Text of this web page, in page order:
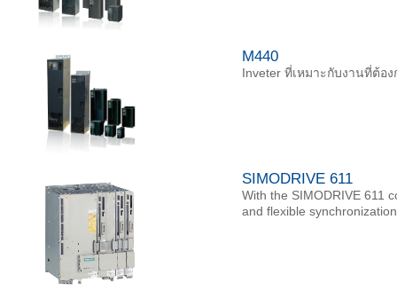
M440
Inveter ที่เหมาะกับงานที่ต้อ
SIMODRIVE 611
With the SIMODRIVE 611
and flexible